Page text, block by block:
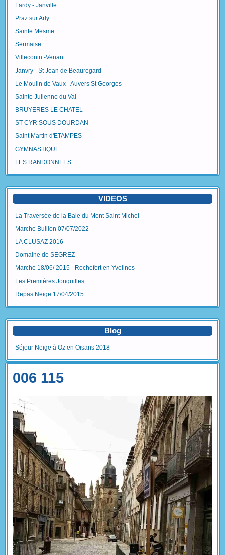
Lardy - Janville
Praz sur Arly
Sainte Mesme
Sermaise
Villeconin -Venant
Janvry - St Jean de Beauregard
Le Moulin de Vaux - Auvers St Georges
Sainte Julienne du Val
BRUYERES LE CHATEL
ST CYR SOUS DOURDAN
Saint Martin d'ETAMPES
GYMNASTIQUE
LES RANDONNEES
VIDEOS
La Traversée de la Baie du Mont Saint Michel
Marche Bullion 07/07/2022
LA CLUSAZ 2016
Domaine de SEGREZ
Marche 18/06/ 2015 - Rochefort en Yvelines
Les Premières Jonquilles
Repas Neige 17/04/2015
Blog
Séjour Neige à Oz en Oisans 2018
006 115